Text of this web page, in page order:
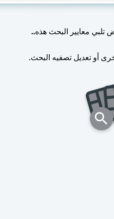
تلبي معايير البحث هذه..
أو تعديل تصفيه البحث.